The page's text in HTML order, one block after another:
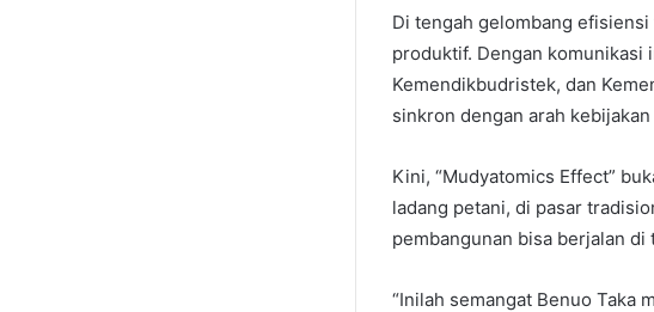
Di tengah gelombang
produktif. Dengan
Kemendikbudristek, dan
sinkron dengan arah
Kini, “Mudyatomics Effect”
ladang petani, di pasar
pembangunan bisa berjalan
“Inilah semangat Benuo Taka